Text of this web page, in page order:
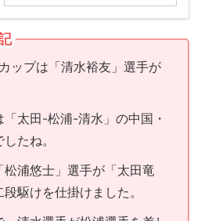
ップは「清水裕友」選手が
太田-松浦-清水」の中国・
たね。
松浦悠士」選手が「太田竜
駆けを仕掛けました。